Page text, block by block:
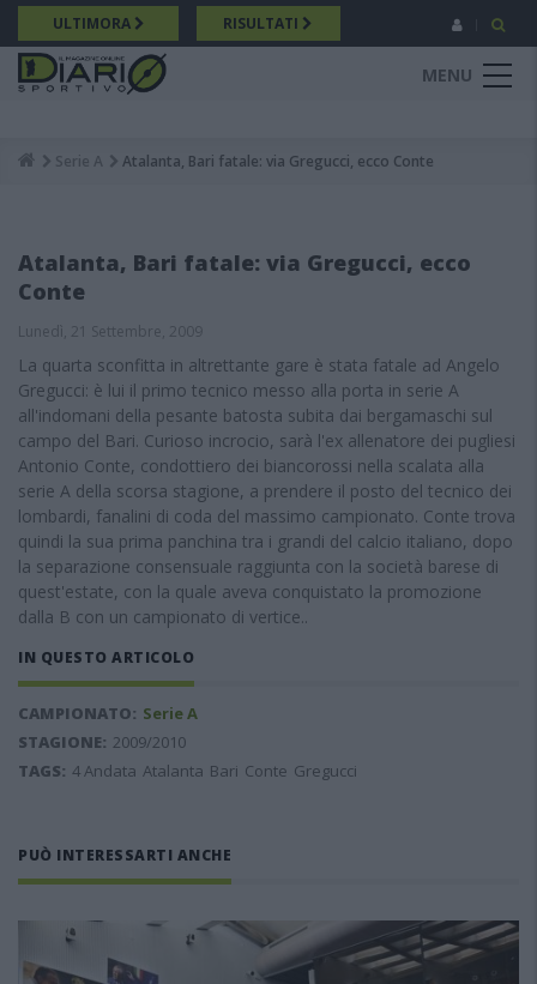
Salta
al
contenuto
principale
ULTIMORA RISULTATI
MENU
Breadcrumb
Serie A Atalanta, Bari fatale: via Gregucci, ecco Conte
Atalanta, Bari fatale: via Gregucci, ecco
Conte
Lunedì, 21 Settembre, 2009
La quarta sconfitta in altrettante gare è stata fatale ad Angelo
Gregucci: è lui il primo tecnico messo alla porta in serie A
all'indomani della pesante batosta subita dai bergamaschi sul
campo del Bari. Curioso incrocio, sarà l'ex allenatore dei pugliesi
Antonio Conte, condottiero dei biancorossi nella scalata alla
serie A della scorsa stagione, a prendere il posto del tecnico dei
lombardi, fanalini di coda del massimo campionato. Conte trova
quindi la sua prima panchina tra i grandi del calcio italiano, dopo
la separazione consensuale raggiunta con la società barese di
quest'estate, con la quale aveva conquistato la promozione
dalla B con un campionato di vertice..
IN QUESTO ARTICOLO
CAMPIONATO: Serie A
STAGIONE: 2009/2010
TAGS: 4 Andata Atalanta Bari Conte Gregucci
PUÒ INTERESSARTI ANCHE